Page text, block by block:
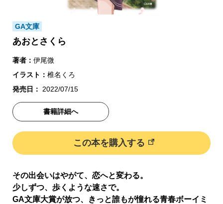
GA文庫
あおとさくら
著者： 伊尾微
イラスト： 椎名くろ
発売日：
2022/07/15
書籍詳細へ
この本を購入する
その出会いはやがて、恋へと変わる。
少しずつ、歩くような速さで。
GA文庫大賞が放つ、きっと誰もが憧れる青春ボーイミ